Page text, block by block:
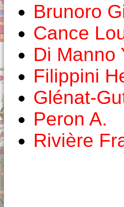
Brunoro
Cance
Di Manno
Filippini
Glénat-
Peron A.
Rivière